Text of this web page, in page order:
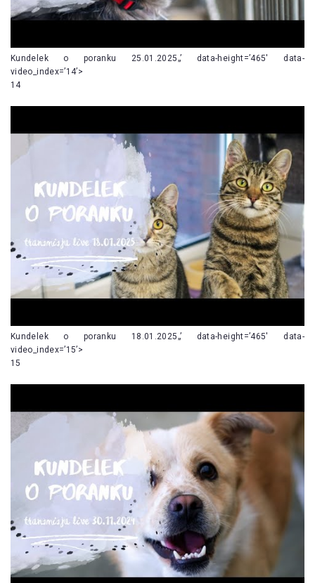
Kundelek o poranku 25.01.2025„’ data-height=’465′ data-
video_index=’14’>
14
Kundelek o poranku 18.01.2025„’ data-height=’465′ data-
video_index=’15’>
15